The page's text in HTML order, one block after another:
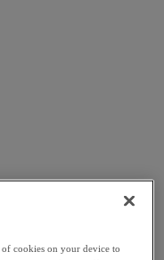
cookies on your device to